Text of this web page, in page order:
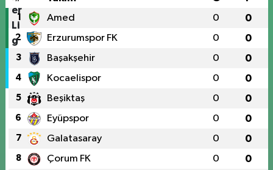
1 Amed 0 0
2 Erzurumspor FK 0 0
3 Başakşehir 0 0
4 Kocaelispor 0 0
5 Beşiktaş 0 0
6 Eyüpspor 0 0
7 Galatasaray 0 0
8 Çorum FK 0 0